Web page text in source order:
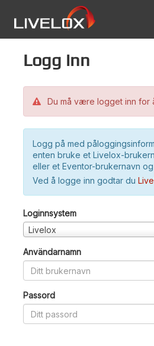
Logg inn
Du må være logget inn for
Logg på med
enten bruke et Livelox-
eller et Eventor-brukernavn
Ved å logge inn godtar du
Loginnsystem
Livelox
Användarnamn
Passord